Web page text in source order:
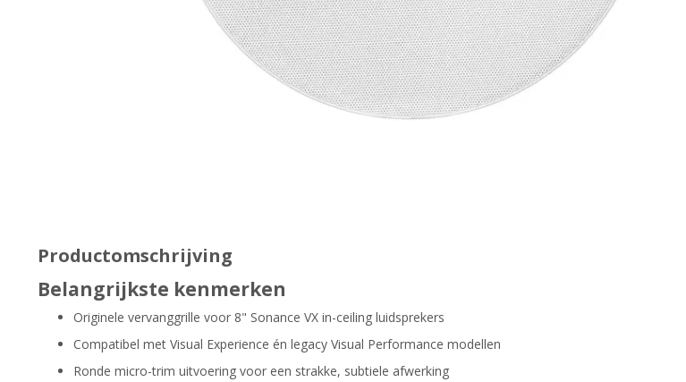
Productomschrijving
Belangrijkste kenmerken
Originele vervanggrille voor 8" Sonance VX in-ceiling luidsprekers
Compatibel met Visual Experience én legacy Visual Performance modellen
Ronde micro-trim uitvoering voor een strakke, subtiele afwerking